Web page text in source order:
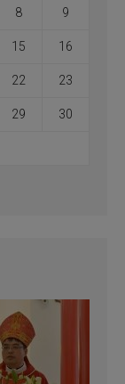
8 9
15 16
22 23
29 30